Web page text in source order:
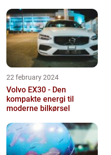
22 february 2024
Volvo EX30 - Den
kompakte energi til
moderne bilkørsel